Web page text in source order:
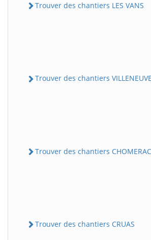
Trouver des chantiers LES VANS
Trouver des chantiers
Trouver des chantiers CHOMERAC
Trouver des chantiers CRUAS